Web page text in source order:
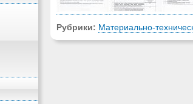
Рубрики: Материально-